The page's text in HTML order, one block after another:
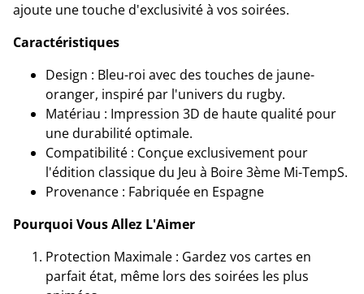
ajoute une touche d'exclusivité à vos soirées.
Caractéristiques
Design : Bleu-roi avec des touches de jaune-
oranger, inspiré par l'univers du rugby.
Matériau : Impression 3D de haute qualité pour
une durabilité optimale.
Compatibilité : Conçue exclusivement pour
l'édition classique du Jeu à Boire 3ème Mi-TempS.
Provenance : Fabriquée en Espagne
Pourquoi Vous Allez L'Aimer
Protection Maximale : Gardez vos cartes en
parfait état, même lors des soirées les plus